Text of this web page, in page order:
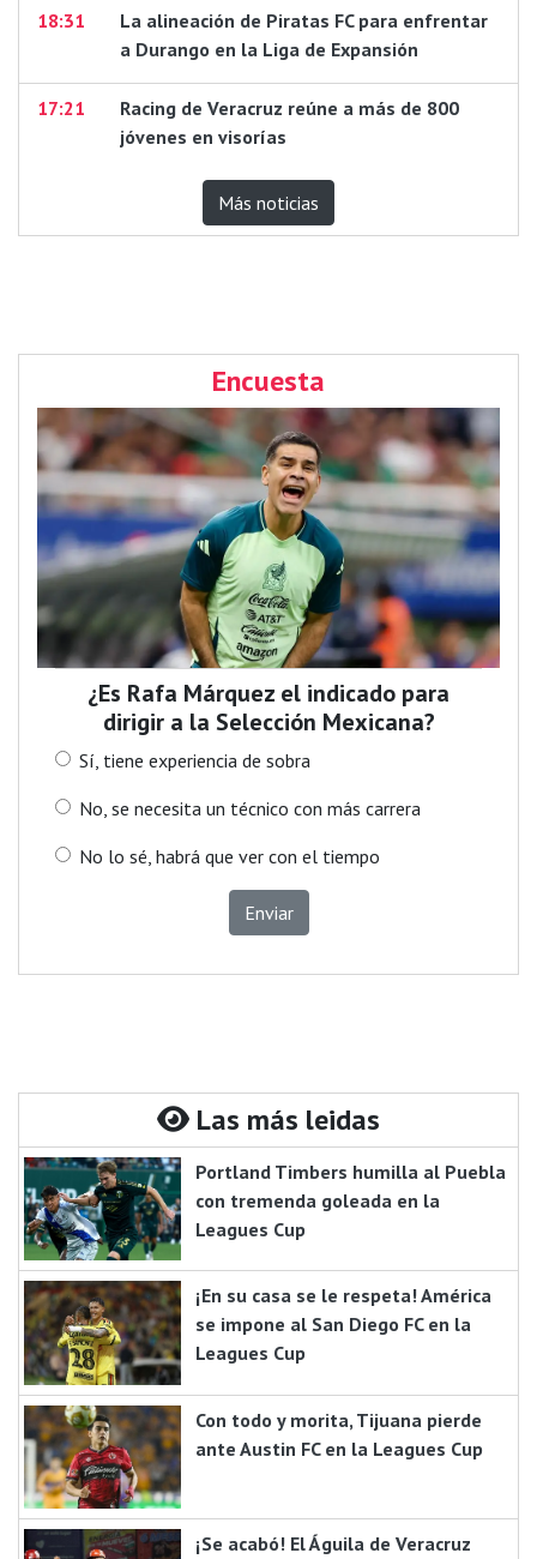
18:31
La alineación de Piratas FC para enfrentar
a Durango en la Liga de Expansión
17:21
Racing de Veracruz reúne a más de 800
jóvenes en visorías
Más noticias
Encuesta
¿Es Rafa Márquez el indicado para
dirigir a la Selección Mexicana?
Sí, tiene experiencia de sobra
No, se necesita un técnico con más carrera
No lo sé, habrá que ver con el tiempo
Enviar
Las más leidas
Portland Timbers humilla al Puebla
con tremenda goleada en la
Leagues Cup
¡En su casa se le respeta! América
se impone al San Diego FC en la
Leagues Cup
Con todo y morita, Tijuana pierde
ante Austin FC en la Leagues Cup
¡Se acabó! El Águila de Veracruz